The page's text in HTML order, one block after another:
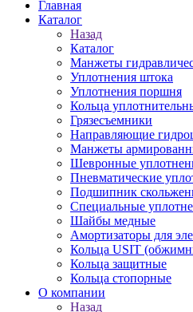
Главная
Каталог
Назад
Каталог
Манжеты
Уплотнения штока
Уплотнения поршня
Кольца
Грязесъемники
Направляющие
Манжеты
Шевронные
Пневматические
Подшипник
Специальные
Шайбы медные
Амортизаторы для
Кольца USIT
Кольца защитные
Кольца стопорные
О компании
Назад